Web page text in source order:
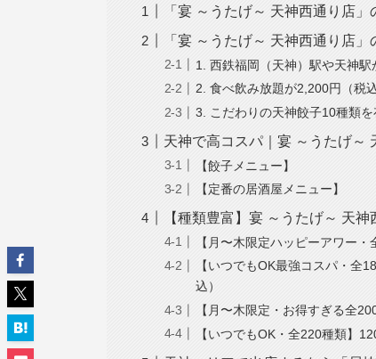
「宴 ～うたげ～ 天神西通り店」
「宴 ～うたげ～ 天神西通り店
1. 西鉄福岡（天神）駅や天神
2. 食べ飲み放題が2,200円（税
3. こだわりの天神餃子10種類
天神で高コスパ｜宴 ～うたげ～
【餃子メニュー】
【定番の居酒屋メニュー】
【種類豊富】宴 ～うたげ～ 天
【月〜木限定ハッピーアワー
【いつでもOK最強コスパ・全
込）
【月〜木限定・お得すぎる全
【いつでもOK・全220種類】